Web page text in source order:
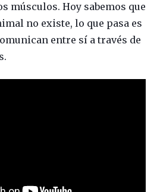
músculos. Hoy sabemos que
no existe, lo que pasa es
entre sí a través de